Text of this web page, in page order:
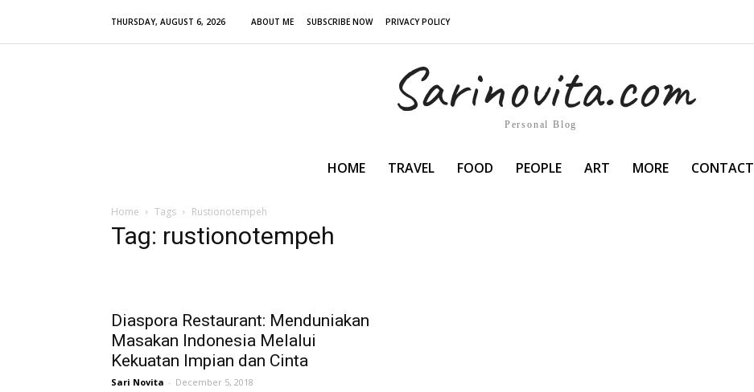
THURSDAY, AUGUST 6, 2026 ABOUT ME SUBSCRIBE NOW PRIVACY POLICY
Sarinovita.com
Personal Blog
HOME TRAVEL FOOD PEOPLE ART MORE CONTACT
Home Tags Rustionotempeh
Tag: rustionotempeh
Diaspora Restaurant: Menduniakan
Masakan Indonesia Melalui
Kekuatan Impian dan Cinta
Sari Novita - December 5, 2018